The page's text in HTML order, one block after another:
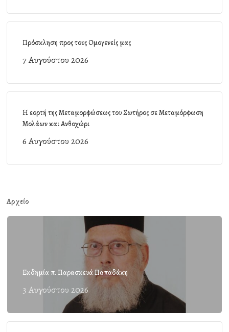
Πρόσκληση προς τους Ομογενείς μας
7 Αυγούστου 2026
Η εορτή της Μεταμορφώσεως του Σωτήρος σε Μεταμόρφωση
Μολάων και Ανθοχώρι
6 Αυγούστου 2026
Αρχείο
Εκδημία π. Παρασκευά Παπαδάκη
3 Αυγούστου 2026